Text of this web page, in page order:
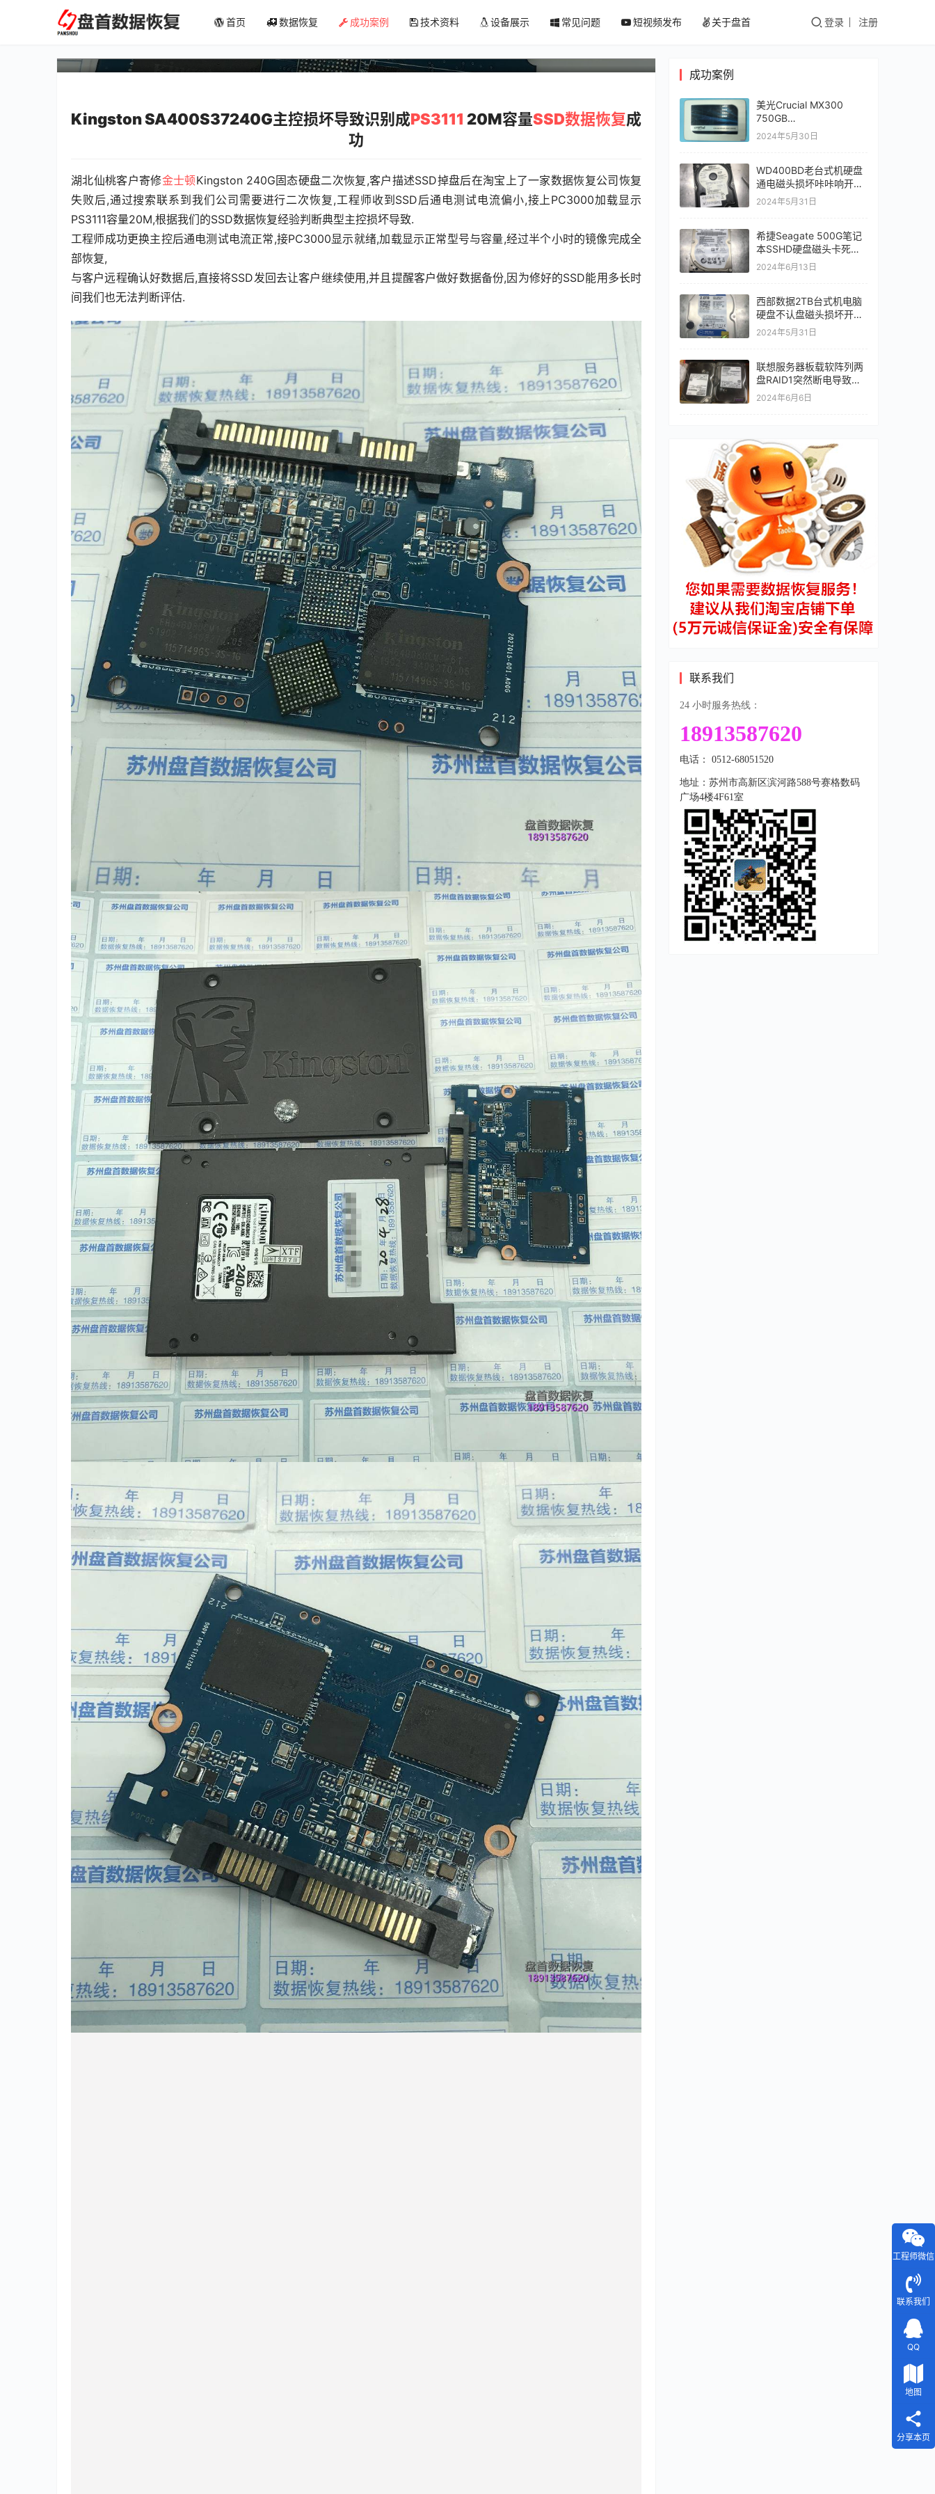
首页 数据恢复 成功案例 技术资料 设备展示 常见问题 短视频发布 关于盘首 登录 注册
量SSD数据恢复成功
Kingston SA400S37240G主控损坏导致识别成PS3111 20M容量SSD数据恢复成
功
湖北仙桃客户寄修金士顿Kingston 240G固态硬盘二次恢复,客户描述SSD掉盘后在淘宝上了一家数据恢复公司恢复
失败后,通过搜索联系到我们公司需要进行二次恢复,工程师收到SSD后通电测试电流偏小,接上PC3000加载显示
PS3111容量20M,根据我们的SSD数据恢复经验判断典型主控损坏导致.
工程师成功更换主控后通电测试电流正常,接PC3000显示就绪,加载显示正常型号与容量,经过半个小时的镜像完成全
部恢复,
与客户远程确认好数据后,直接将SSD发回去让客户继续使用,并且提醒客户做好数据备份,因为修好的SSD能用多长时
间我们也无法判断评估.
成功案例
美光Crucial MX300
750GB
CT750MX300SSD1固态
功
2024年5月30日
WD400BD老台式机硬盘
通电磁头损坏咔咔响开盘
数据恢复成功
2024年5月31日
希捷Seagate 500G笔记
本SSHD硬盘磁头卡死盘
片导致电机无法启转开盘
2024年6月13日
西部数据2TB台式机电脑
硬盘不认盘磁头损坏开盘
恢复
2024年5月31日
联想服务器板载软阵列两
盘RAID1突然断电导致硬
盘损坏手工修复系统文件
2024年6月6日
联系我们
24 小时服务热线：
18913587620
电话： 0512-68051520
地址：苏州市高新区滨河路588号赛格数码
广场4楼4F61室
工程师微信
联系我们
QQ
地图
分享本页